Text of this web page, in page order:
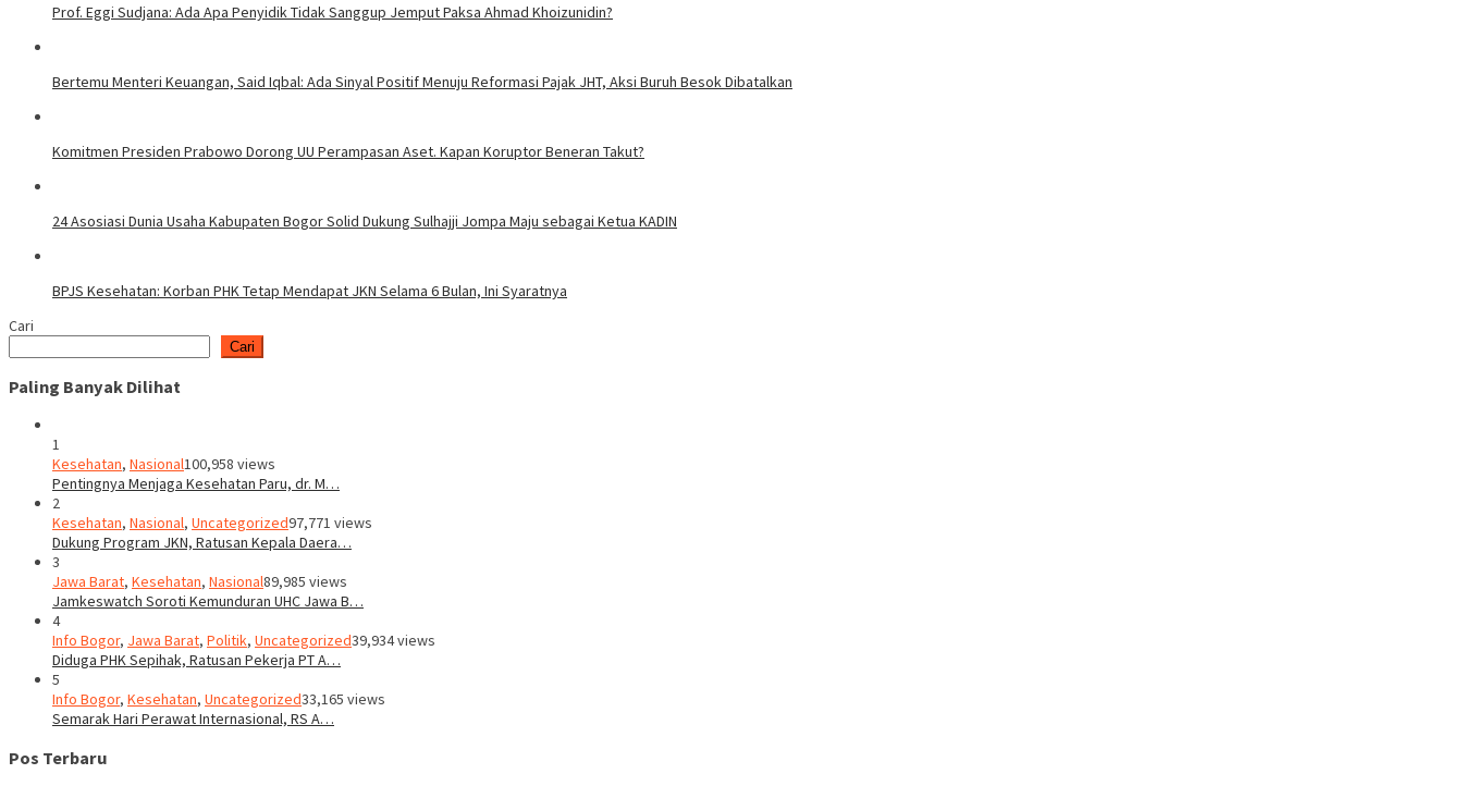
Prof. Eggi Sudjana: Ada Apa Penyidik Tidak Sanggup Jemput Paksa Ahmad Khoizunidin?
Bertemu Menteri Keuangan, Said Iqbal: Ada Sinyal Positif Menuju Reformasi Pajak JHT, Aksi Buruh Besok Dibatalkan
Komitmen Presiden Prabowo Dorong UU Perampasan Aset. Kapan Koruptor Beneran Takut?
24 Asosiasi Dunia Usaha Kabupaten Bogor Solid Dukung Sulhajji Jompa Maju sebagai Ketua KADIN
BPJS Kesehatan: Korban PHK Tetap Mendapat JKN Selama 6 Bulan, Ini Syaratnya
Cari
Cari
Paling Banyak Dilihat
1
Kesehatan, Nasional100,958 views
Pentingnya Menjaga Kesehatan Paru, dr. M…
2
Kesehatan, Nasional, Uncategorized97,771 views
Dukung Program JKN, Ratusan Kepala Daera…
3
Jawa Barat, Kesehatan, Nasional89,985 views
Jamkeswatch Soroti Kemunduran UHC Jawa B…
4
Info Bogor, Jawa Barat, Politik, Uncategorized39,934 views
Diduga PHK Sepihak, Ratusan Pekerja PT A…
5
Info Bogor, Kesehatan, Uncategorized33,165 views
Semarak Hari Perawat Internasional, RS A…
Pos Terbaru